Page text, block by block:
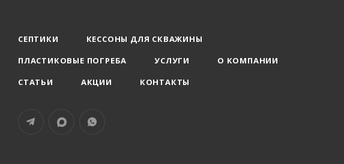
СЕПТИКИ
КЕССОНЫ ДЛЯ СКВАЖИНЫ
ПЛАСТИКОВЫЕ ПОГРЕБА
УСЛУГИ
О КОМПАНИИ
СТАТЬИ
АКЦИИ КОНТАКТЫ